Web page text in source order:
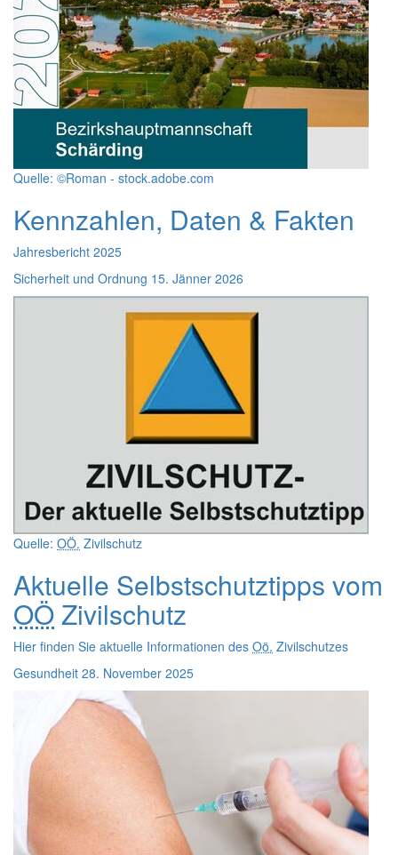
Quelle: ©Roman - stock.adobe.com
Kennzahlen, Daten & Fakten
Jahresbericht 2025
Sicherheit und Ordnung 15. Jänner 2026
Quelle: OÖ. Zivilschutz
Aktuelle Selbstschutztipps vom
OÖZivilschutz
Hier finden Sie aktuelle Informationen des Oö. Zivilschutzes
Gesundheit 28. November 2025